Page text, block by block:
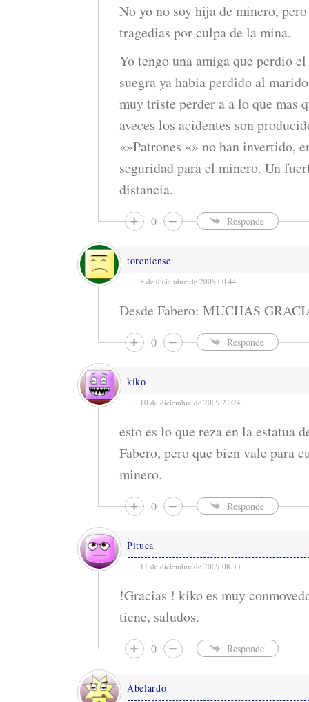
No yo no soy hija de minero,
tragedias por culpa de la mina.
Yo tengo una amiga que perdio
suegra ya habia perdido al
muy triste perder a a lo que mas
aveces los acidentes son
«»Patrones «» no han invertido,
seguridad para el minero. Un
distancia.
0 Responde
toreniense
8 de diciembre de 2009 00:44
Desde Fabero: MUCHAS
0 Responde
kiko
10 de diciembre de 2009 21:24
esto es lo que reza en la estatua
Fabero, pero que bien vale para
minero.
0 Responde
Pituca
11 de diciembre de 2009 08:33
!Gracias ! kiko es muy
tiene, saludos.
0 Responde
Abelardo